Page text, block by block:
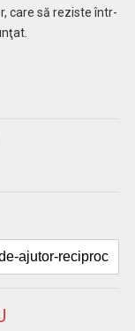
care să reziste într-